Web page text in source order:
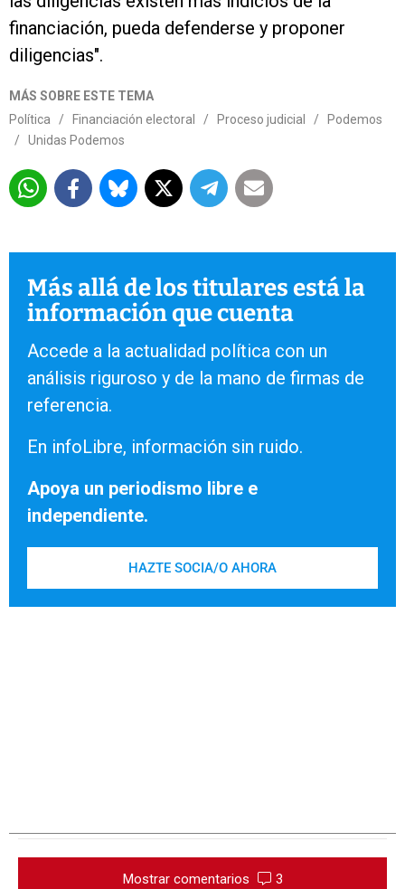
financiación, pueda defenderse y proponer
diligencias".
MÁS SOBRE ESTE TEMA
Política
/ Financiación electoral / Proceso judicial /
Podemos
/
Unidas Podemos
Más allá de los titulares está la
información que cuenta
Accede a la actualidad política con un
análisis riguroso y de la mano de firmas de
referencia.
En infoLibre, información sin ruido.
Apoya un periodismo libre e
independiente.
HAZTE SOCIA/O AHORA
Mostrar comentarios 3